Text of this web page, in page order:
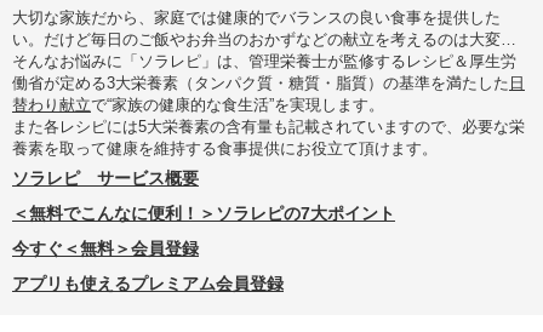
大切な家族だから、家庭では健康的でバランスの良い食事を提供した
い。だけど毎日のご飯やお弁当のおかずなどの献立を考えるのは大変…
そんなお悩みに「ソラレピ」は、管理栄養士が監修するレシピ＆厚生労
働省が定める3大栄養素（タンパク質・糖質・脂質）の基準を満たした 日
替わり献立で“家族の健康的な食生活”を実現します。
また各レシピには5大栄養素の含有量も記載されていますので、必要な栄
養素を取って健康を維持する食事提供にお役立て頂けます。
ソラレピ サービス概要
＜無料でこんなに便利！＞ソラレピの7大ポイント
今すぐ＜無料＞会員登録
アプリも使えるプレミアム会員登録